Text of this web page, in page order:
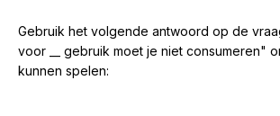
Gebruik het volgende antwoord op de
voor __ gebruik moet je niet consumeren"
kunnen spelen: